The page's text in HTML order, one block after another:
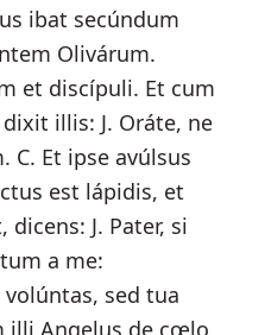
ibat secúndum
Olivárum.
et discípuli. Et cum
illis: J. Oráte, ne
Et ipse avúlsus
est lápidis, et
J. Pater, si
a me:
sed tua
illi Angelus de cœlo,